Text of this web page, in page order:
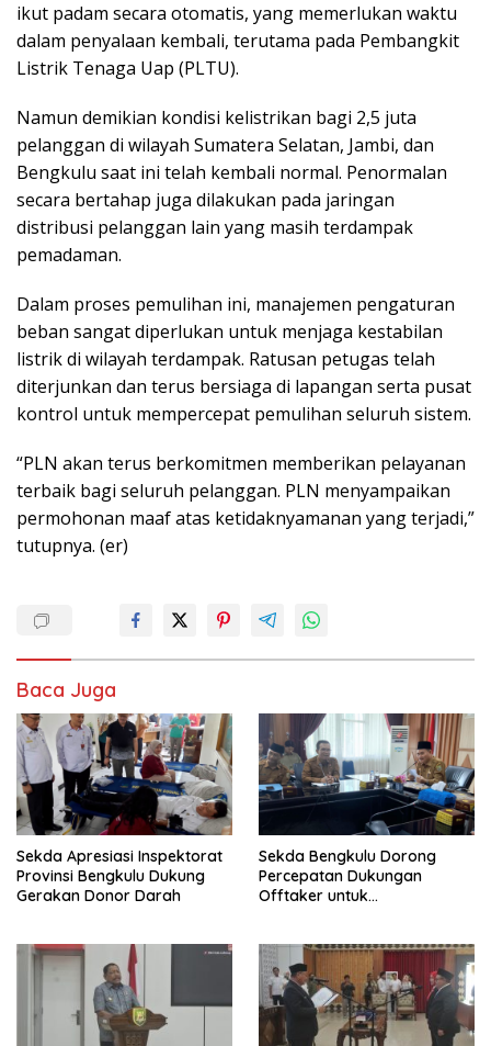
ikut padam secara otomatis, yang memerlukan waktu
dalam penyalaan kembali, terutama pada Pembangkit
Listrik Tenaga Uap (PLTU).
Namun demikian kondisi kelistrikan bagi 2,5 juta
pelanggan di wilayah Sumatera Selatan, Jambi, dan
Bengkulu saat ini telah kembali normal. Penormalan
secara bertahap juga dilakukan pada jaringan
distribusi pelanggan lain yang masih terdampak
pemadaman.
Dalam proses pemulihan ini, manajemen pengaturan
beban sangat diperlukan untuk menjaga kestabilan
listrik di wilayah terdampak. Ratusan petugas telah
diterjunkan dan terus bersiaga di lapangan serta pusat
kontrol untuk mempercepat pemulihan seluruh sistem.
“PLN akan terus berkomitmen memberikan pelayanan
terbaik bagi seluruh pelanggan. PLN menyampaikan
permohonan maaf atas ketidaknyamanan yang terjadi,”
tutupnya. (er)
Baca Juga
Sekda Apresiasi Inspektorat
Provinsi Bengkulu Dukung
Gerakan Donor Darah
Sekda Bengkulu Dorong
Percepatan Dukungan
Offtaker untuk